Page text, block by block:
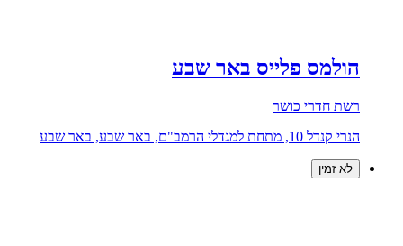
הולמס פלייס באר שבע
רשת חדרי כושר
הנרי קנדל 10, מתחת למגדלי הרמב"ם, באר שבע, באר שבע
לא זמין